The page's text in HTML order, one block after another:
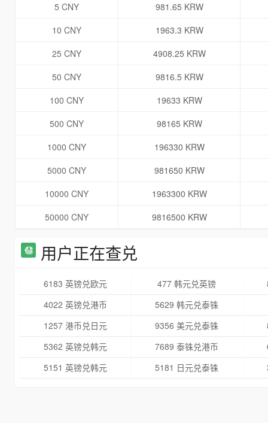
5 CNY
981.65 KRW
10 CNY
1963.3 KRW
25 CNY
4908.25 KRW
50 CNY
9816.5 KRW
100 CNY
19633 KRW
500 CNY
98165 KRW
1000 CNY
196330 KRW
5000 CNY
981650 KRW
10000 CNY
1963300 KRW
50000 CNY
9816500 KRW
用户正在查兑
6183 英镑兑欧元 477 韩元兑英镑
4022 英镑兑港币
5629 韩元兑泰铢
1257 港币兑日元
9356 美元兑泰铢
5362 英镑兑韩元
7689 泰铢兑港币
5151 英镑兑韩元
5181 日元兑泰铢